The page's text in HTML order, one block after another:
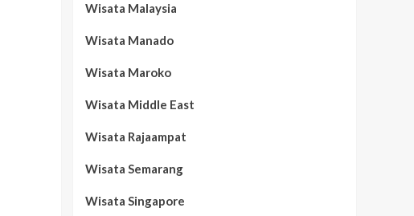
Wisata Malaysia
Wisata Manado
Wisata Maroko
Wisata Middle East
Wisata Rajaampat
Wisata Semarang
Wisata Singapore